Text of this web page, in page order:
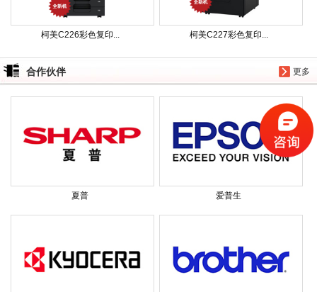
柯美C226彩色复印... 柯美C227彩色复印...
更多
合作伙伴
夏普 爱普生